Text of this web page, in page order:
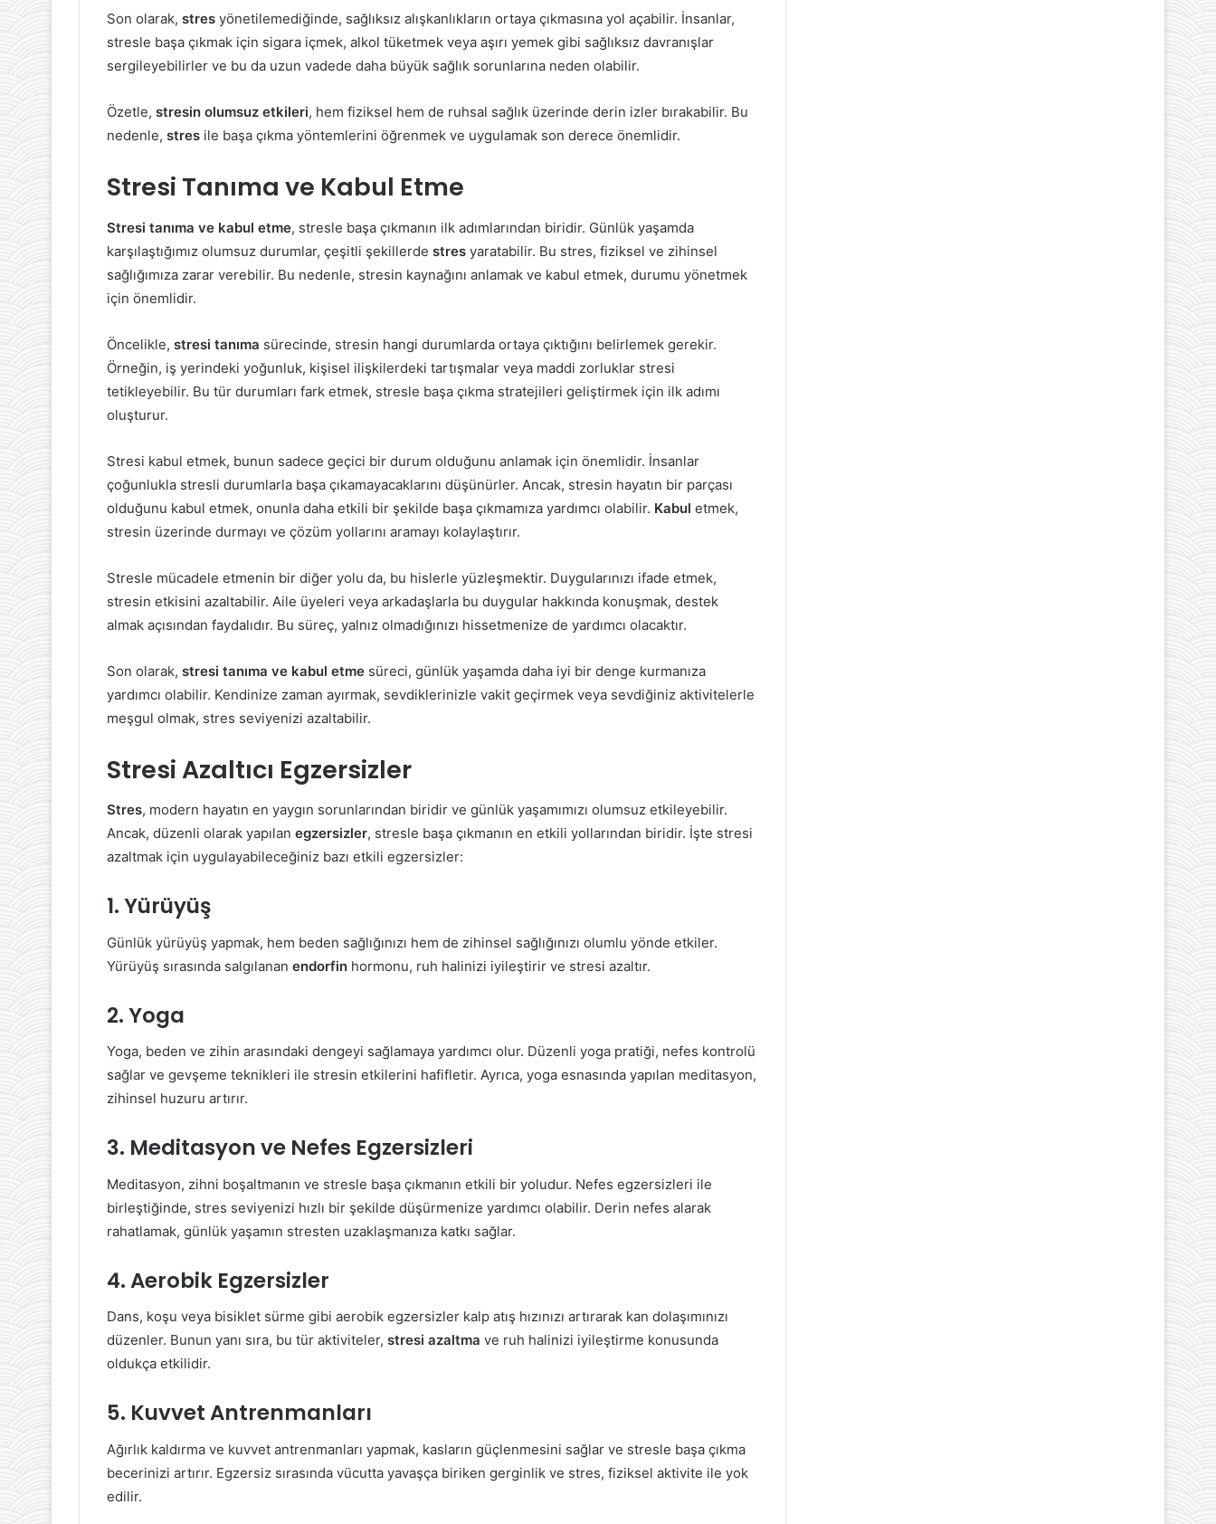
Son olarak, stres yönetilemediğinde, sağlıksız alışkanlıkların ortaya çıkmasına yol açabilir. İnsanlar,
stresle başa çıkmak için sigara içmek, alkol tüketmek veya aşırı yemek gibi sağlıksız davranışlar
sergileyebilirler ve bu da uzun vadede daha büyük sağlık sorunlarına neden olabilir.
Özetle, stresin olumsuz etkileri, hem fiziksel hem de ruhsal sağlık üzerinde derin izler bırakabilir. Bu
nedenle, stres ile başa çıkma yöntemlerini öğrenmek ve uygulamak son derece önemlidir.
Stresi Tanıma ve Kabul Etme
Stresi tanıma ve kabul etme, stresle başa çıkmanın ilk adımlarından biridir. Günlük yaşamda
karşılaştığımız olumsuz durumlar, çeşitli şekillerde stres yaratabilir. Bu stres, fiziksel ve zihinsel
sağlığımıza zarar verebilir. Bu nedenle, stresin kaynağını anlamak ve kabul etmek, durumu yönetmek
için önemlidir.
Öncelikle, stresi tanıma sürecinde, stresin hangi durumlarda ortaya çıktığını belirlemek gerekir.
Örneğin, iş yerindeki yoğunluk, kişisel ilişkilerdeki tartışmalar veya maddi zorluklar stresi
tetikleyebilir. Bu tür durumları fark etmek, stresle başa çıkma stratejileri geliştirmek için ilk adımı
oluşturur.
Stresi kabul etmek, bunun sadece geçici bir durum olduğunu anlamak için önemlidir. İnsanlar
çoğunlukla stresli durumlarla başa çıkamayacaklarını düşünürler. Ancak, stresin hayatın bir parçası
olduğunu kabul etmek, onunla daha etkili bir şekilde başa çıkmamıza yardımcı olabilir. Kabul etmek,
stresin üzerinde durmayı ve çözüm yollarını aramayı kolaylaştırır.
Stresle mücadele etmenin bir diğer yolu da, bu hislerle yüzleşmektir. Duygularınızı ifade etmek,
stresin etkisini azaltabilir. Aile üyeleri veya arkadaşlarla bu duygular hakkında konuşmak, destek
almak açısından faydalıdır. Bu süreç, yalnız olmadığınızı hissetmenize de yardımcı olacaktır.
Son olarak, stresi tanıma ve kabul etme süreci, günlük yaşamda daha iyi bir denge kurmanıza
yardımcı olabilir. Kendinize zaman ayırmak, sevdiklerinizle vakit geçirmek veya sevdiğiniz aktivitelerle
meşgul olmak, stres seviyenizi azaltabilir.
Stresi Azaltıcı Egzersizler
Stres, modern hayatın en yaygın sorunlarından biridir ve günlük yaşamımızı olumsuz etkileyebilir.
Ancak, düzenli olarak yapılan egzersizler, stresle başa çıkmanın en etkili yollarından biridir. İşte stresi
azaltmak için uygulayabileceğiniz bazı etkili egzersizler:
1. Yürüyüş
Günlük yürüyüş yapmak, hem beden sağlığınızı hem de zihinsel sağlığınızı olumlu yönde etkiler.
Yürüyüş sırasında salgılanan endorfin hormonu, ruh halinizi iyileştirir ve stresi azaltır.
2. Yoga
Yoga, beden ve zihin arasındaki dengeyi sağlamaya yardımcı olur. Düzenli yoga pratiği, nefes kontrolü
sağlar ve gevşeme teknikleri ile stresin etkilerini hafifletir. Ayrıca, yoga esnasında yapılan meditasyon,
zihinsel huzuru artırır.
3. Meditasyon ve Nefes Egzersizleri
Meditasyon, zihni boşaltmanın ve stresle başa çıkmanın etkili bir yoludur. Nefes egzersizleri ile
birleştiğinde, stres seviyenizi hızlı bir şekilde düşürmenize yardımcı olabilir. Derin nefes alarak
rahatlamak, günlük yaşamın stresten uzaklaşmanıza katkı sağlar.
4. Aerobik Egzersizler
Dans, koşu veya bisiklet sürme gibi aerobik egzersizler kalp atış hızınızı artırarak kan dolaşımınızı
düzenler. Bunun yanı sıra, bu tür aktiviteler, stresi azaltma ve ruh halinizi iyileştirme konusunda
oldukça etkilidir.
5. Kuvvet Antrenmanları
Ağırlık kaldırma ve kuvvet antrenmanları yapmak, kasların güçlenmesini sağlar ve stresle başa çıkma
becerinizi artırır. Egzersiz sırasında vücutta yavaşça biriken gerginlik ve stres, fiziksel aktivite ile yok
edilir.